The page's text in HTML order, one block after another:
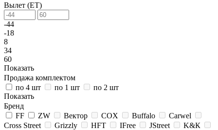
Вылет (ET)
-44
-18
8
34
60
Показать
Продажа комплектом
по 4 шт
по 1 шт
по 2 шт
Показать
Бренд
FF
ZW Вектор COX Buffalo
Carwel
Cross Street
Grizzly HFT IFree JStreet
K&К